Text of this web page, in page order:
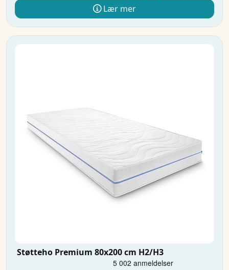
Lær mer
Støtteho Premium 80x200 cm H2/H3